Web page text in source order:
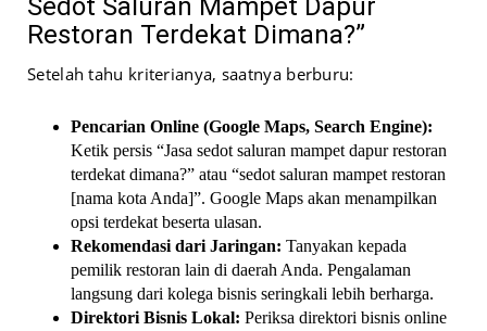
Sedot Saluran Mampet Dapur
Restoran Terdekat Dimana?”
Setelah tahu kriterianya, saatnya berburu:
Pencarian Online (Google Maps, Search Engine):
Ketik persis “Jasa sedot saluran mampet dapur restoran
terdekat dimana?” atau “sedot saluran mampet restoran
[nama kota Anda]”. Google Maps akan menampilkan
opsi terdekat beserta ulasan.
Rekomendasi dari Jaringan: Tanyakan kepada
pemilik restoran lain di daerah Anda. Pengalaman
langsung dari kolega bisnis seringkali lebih berharga.
Direktori Bisnis Lokal: Periksa direktori bisnis online